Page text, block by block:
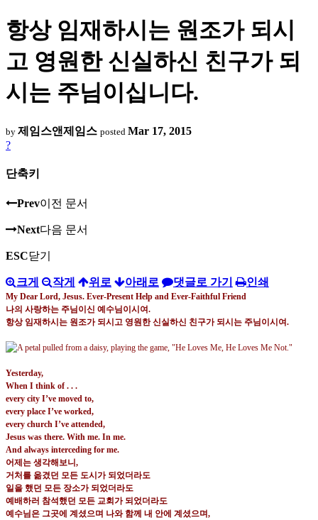
항상 임재하시는 원조가 되시
고 영원한 신실하신 친구가 되
시는 주님이십니다.
by 제임스앤제임스 posted Mar 17, 2015
?
단축키
Prev이전 문서
Next다음 문서
ESC닫기
크게 작게 위로 아래로 댓글로 가기 인쇄
My Dear Lord, Jesus. Ever-Present Help and Ever-Faithful Friend
나의 사랑하는 주님이신 예수님이시여.
항상 임재하시는 원조가 되시고 영원한 신실하신 친구가 되시는 주님이시여.
Yesterday,
When I think of . . .
every city I’ve moved to,
every place I’ve worked,
every church I’ve attended,
Jesus was there. With me. In me.
And always interceding for me.
어제는 생각해보니 ,
거처를 옮겼던 모든 도시가 되었더라도
일을 했던 모든 장소가 되었더라도
예배하러 참석했던 모든 교회가 되었더라도
예수님은 그곳에 계셨으며 나와 함께 내 안에 계셨으며,